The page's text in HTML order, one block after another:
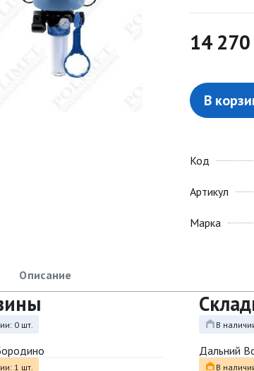
14
В
Код
Артикул
Марка
Описание
0 шт.
1 шт.
В
Дальний
В